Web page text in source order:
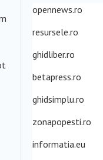
opennews.ro
resursele.ro
ghidliber.ro
betapress.ro
ghidsimplu.ro
zonapopesti.ro
informatia.eu